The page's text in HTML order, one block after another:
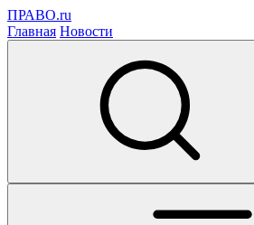
ПРАВО.ru
Главная Новости